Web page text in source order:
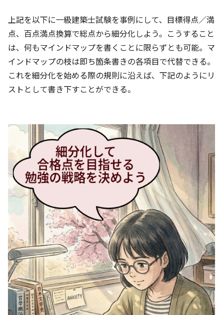
上記を以下に一級建築士試験を事例にして、目標得点／満
点、百点満点換算で総点から細分化しよう。こうすること
は、何もマインドマップを書くことに限らずとも可能。マ
インドマップの枝は即ち箇条書きの各項目で代替できる。
これを細分化を始める際の規則に沿えば、下記のようにリ
ストとして書き下すことができる。